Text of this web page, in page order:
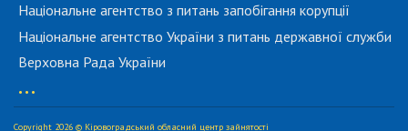
Національне агентство з питань запобігання корупції
Національне агентство України з питань державної служби
Верховна Рада України
...
Copyright 2026 © Кіровоградський обласний центр зайнятості